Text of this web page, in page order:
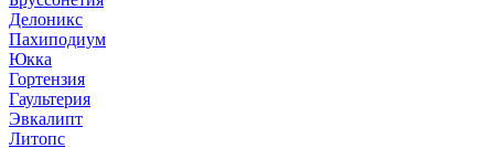
Делоникс
Пахиподиум
Юкка
Гортензия
Гаультерия
Эвкалипт
Литопс